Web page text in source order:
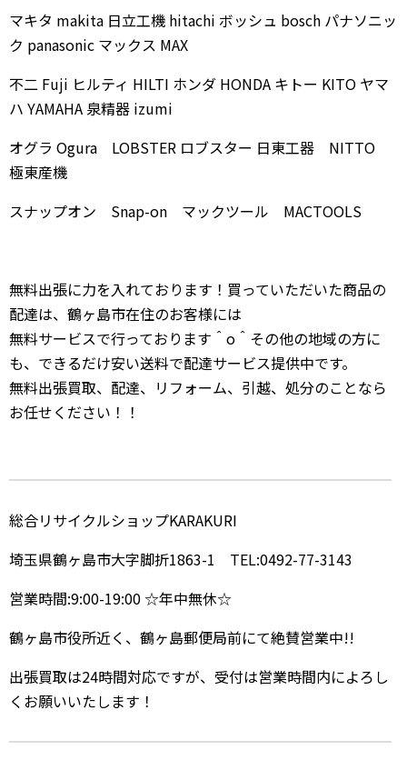
マキタ makita 日立工機 hitachi ボッシュ bosch パナソニッ
ク panasonic マックス MAX
不二 Fuji ヒルティ HILTI ホンダ HONDA キトー KITO ヤマ
ハ YAMAHA 泉精器 izumi
オグラ Ogura LOBSTER ロブスター 日東工器 NITTO
極東産機
スナップオン Snap-on マックツール MACTOOLS
無料出張に力を入れております！買っていただいた商品の
配達は、鶴ヶ島市在住のお客様には
無料サービスで行っております＾o＾その他の地域の方に
も、できるだけ安い送料で配達サービス提供中です。
無料出張買取、配達、リフォーム、引越、処分のことなら
お任せください！！
総合リサイクルショップKARAKURI
埼玉県鶴ヶ島市大字脚折1863-1 TEL:0492-77-3143
営業時間:9:00-19:00 ☆年中無休☆
鶴ヶ島市役所近く、鶴ヶ島郵便局前にて絶賛営業中!!
出張買取は24時間対応ですが、受付は営業時間内によろし
くお願いいたします！